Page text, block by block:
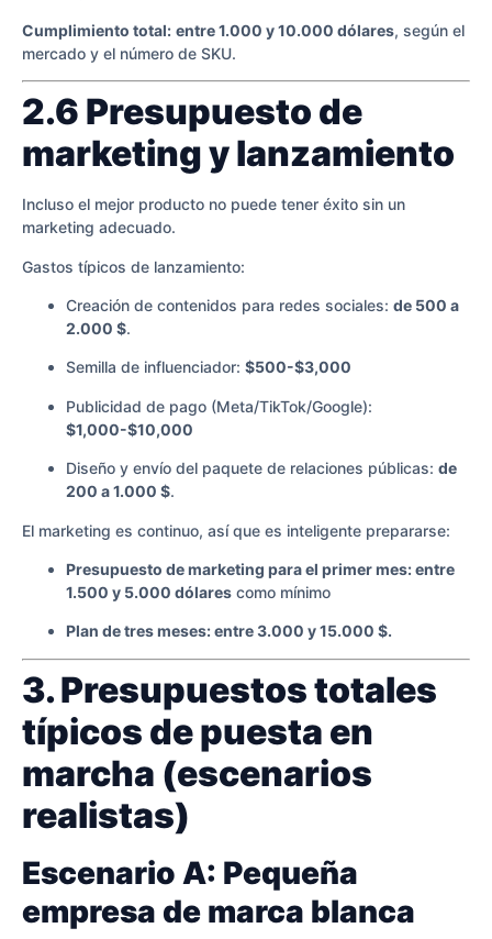
Cumplimiento total: entre 1.000 y 10.000 dólares, según el
mercado y el número de SKU.
2.6 Presupuesto de
marketing y lanzamiento
Incluso el mejor producto no puede tener éxito sin un
marketing adecuado.
Gastos típicos de lanzamiento:
Creación de contenidos para redes sociales: de 500 a
2.000 $.
Semilla de influenciador: $500-$3,000
Publicidad de pago (Meta/TikTok/Google):
$1,000-$10,000
Diseño y envío del paquete de relaciones públicas: de
200 a 1.000 $.
El marketing es continuo, así que es inteligente prepararse:
Presupuesto de marketing para el primer mes: entre
1.500 y 5.000 dólares como mínimo
Plan de tres meses: entre 3.000 y 15.000 $.
3. Presupuestos totales
típicos de puesta en
marcha (escenarios
realistas)
Escenario A: Pequeña
empresa de marca blanca